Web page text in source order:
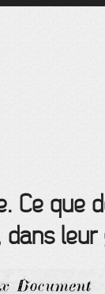
Ce que
leur